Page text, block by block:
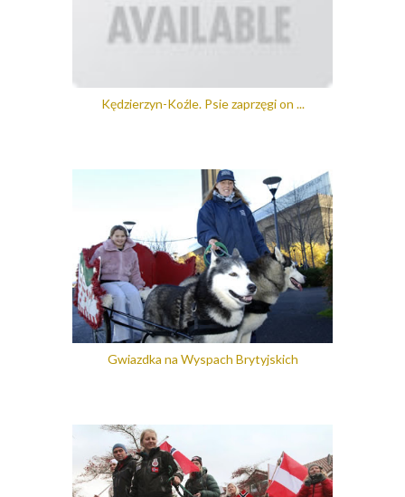
Kędzierzyn-Koźle. Psie zaprzęgi on ...
Gwiazdka na Wyspach Brytyjskich